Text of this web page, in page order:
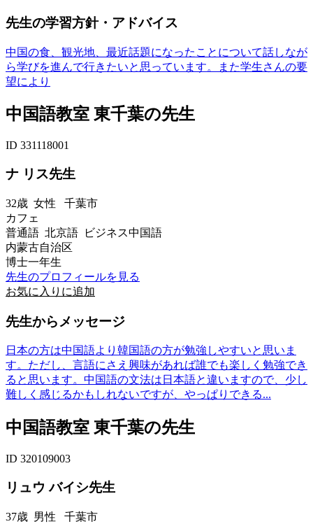
先生の学習方針・アドバイス
中国の食、観光地、最近話題になったことについて話しなが
ら学びを進んで行きたいと思っています。また学生さんの要
望により
中国語教室 東千葉の先生
ID 331118001
ナ リス先生
32歳 女性 千葉市
カフェ
普通語 北京語 ビジネス中国語
内蒙古自治区
博士一年生
先生のプロフィールを見る
お気に入りに追加
先生からメッセージ
日本の方は中国語より韓国語の方が勉強しやすいと思いま
す。ただし、言語にさえ興味があれば誰でも楽しく勉強でき
ると思います。中国語の文法は日本語と違いますので、少し
難しく感じるかもしれないですが、やっぱりできる...
中国語教室 東千葉の先生
ID 320109003
リュウ バイシ先生
37歳 男性 千葉市